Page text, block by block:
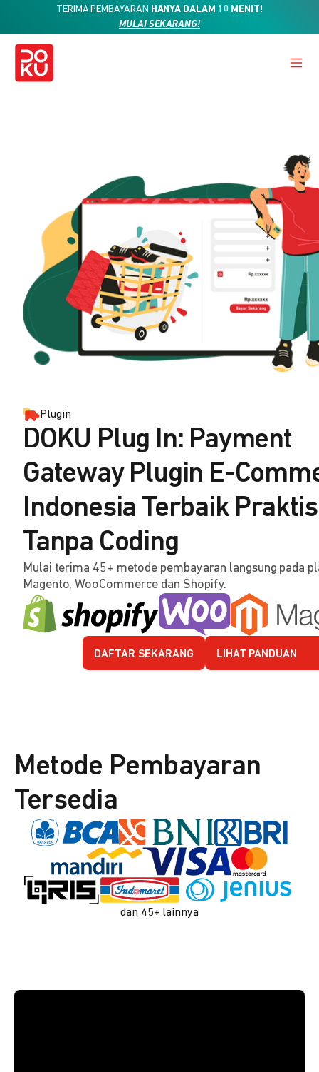
TERIMA PEMBAYARAN HANYA DALAM 10 MENIT!
MULAI SEKARANG!
Plugin
DOKU Plug In: Payment
Gateway Plugin E-
Indonesia Terbaik Praktis
Tanpa Coding
Mulai terima 45+ metode pembayaran langsung pada
Magento, WooCommerce dan Shopify.
DAFTAR SEKARANG LIHAT PANDUAN
Metode Pembayaran
Tersedia
dan 45+ lainnya